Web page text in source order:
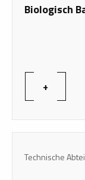
Biologisch
+
Technische